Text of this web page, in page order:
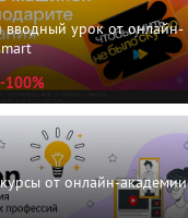
вводный урок от онлайн-
-100%
от онлайн-академии